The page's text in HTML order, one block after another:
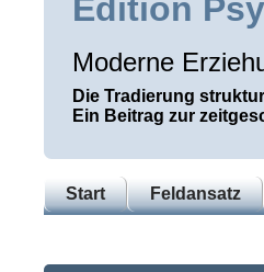
Edition
Moderne
Die Tradierung
Ein Beitrag zur
Start Feldansatz